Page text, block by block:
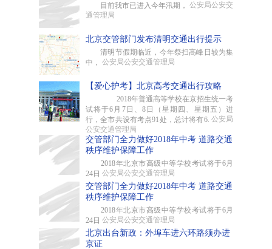
目前我市已进入今年汛期， 公安局公安交
通管理局
北京交管部门发布清明交通出行提示
清明节假期临近，今年祭扫高峰日较为集
中， 公安局公安交通管理局
【爱心护考】北京高考交通出行攻略
2018年普通高等学校在京招生统一考
试将于6月7日、8日（星期四、星期五）进
行，全市共设有考点91处，总计将有6. 公安局
公安交通管理局
交管部门全力做好2018年中考 道路交通
秩序维护保障工作
2018年北京市高级中等学校考试将于6月
24日 公安局公安交通管理局
交管部门全力做好2018年中考 道路交通
秩序维护保障工作
2018年北京市高级中等学校考试将于6月
24日 公安局公安交通管理局
北京出台新政：外埠车进六环路须办进
京证